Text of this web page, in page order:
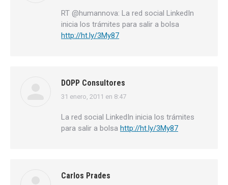
RT @humannova: La red social LinkedIn
inicia los trámites para salir a bolsa
http://ht.ly/3My87
DOPP Consultores
dice:
31 enero, 2011 en 8:47
La red social LinkedIn inicia los trámites
para salir a bolsa http://ht.ly/3My87
Carlos Prades